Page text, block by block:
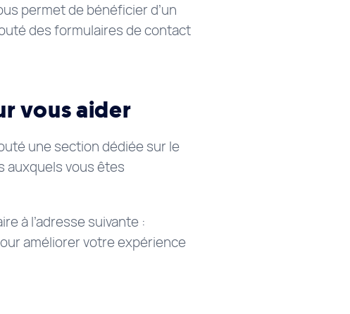
permet de bénéficier d’un
des formulaires de contact
vous aider
une section dédiée sur le
auxquels vous êtes
à l’adresse suivante :
améliorer votre expérience